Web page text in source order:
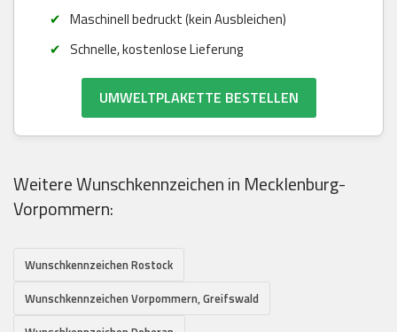
Maschinell bedruckt (kein Ausbleichen)
Schnelle, kostenlose Lieferung
UMWELTPLAKETTE BESTELLEN
Weitere Wunschkennzeichen in Mecklenburg-
Vorpommern:
Wunschkennzeichen Rostock
Wunschkennzeichen Vorpommern, Greifswald